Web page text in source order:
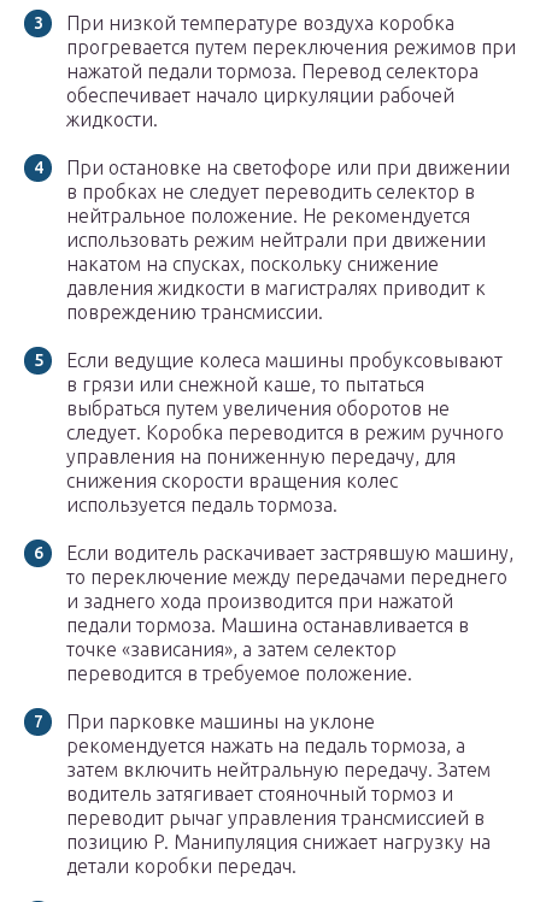
При низкой температуре воздуха коробка
прогревается путем переключения режимов при
нажатой педали тормоза. Перевод селектора
обеспечивает начало циркуляции рабочей
жидкости.
При остановке на светофоре или при движении
в пробках не следует переводить селектор в
нейтральное положение. Не рекомендуется
использовать режим нейтрали при движении
накатом на спусках, поскольку снижение
давления жидкости в магистралях приводит к
повреждению трансмиссии.
Если ведущие колеса машины пробуксовывают
в грязи или снежной каше, то пытаться
выбраться путем увеличения оборотов не
следует. Коробка переводится в режим ручного
управления на пониженную передачу, для
снижения скорости вращения колес
используется педаль тормоза.
Если водитель раскачивает застрявшую машину,
то переключение между передачами переднего
и заднего хода производится при нажатой
педали тормоза. Машина останавливается в
точке «зависания», а затем селектор
переводится в требуемое положение.
При парковке машины на уклоне
рекомендуется нажать на педаль тормоза, а
затем включить нейтральную передачу. Затем
водитель затягивает стояночный тормоз и
переводит рычаг управления трансмиссией в
позицию P. Манипуляция снижает нагрузку на
детали коробки передач.